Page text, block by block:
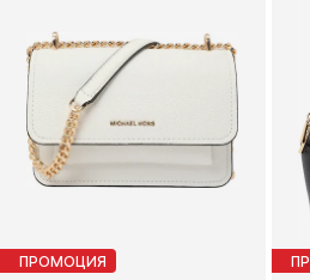
ПРОМОЦИЯ